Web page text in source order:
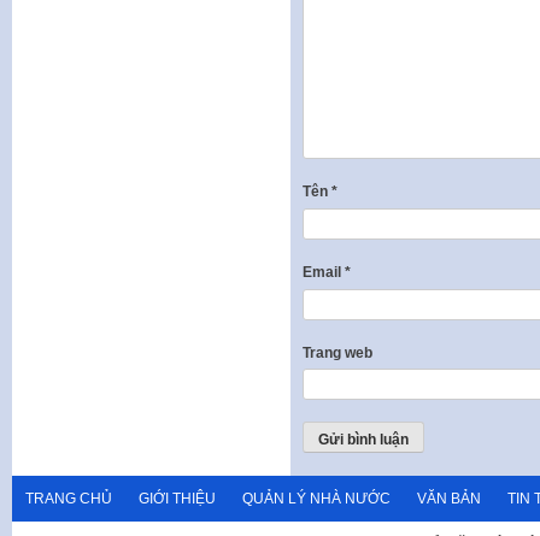
Tên *
Email *
Trang web
TRANG CHỦ GIỚI THIỆU QUẢN LÝ NHÀ NƯỚC VĂN BẢN TIN